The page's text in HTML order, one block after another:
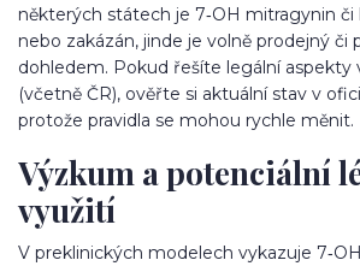
některých státech je 7‑OH mitragynin
nebo zakázán, jinde je volně prodejný či
dohledem. Pokud řešíte legální aspekty
(včetně ČR), ověřte si aktuální stav v
protože pravidla se mohou rychle měnit.
Výzkum a potenciální
využití
V preklinických modelech vykazuje